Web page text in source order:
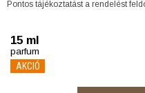
Pontos tájékoztatást a rendelést
15 ml
parfum
AKCIÓ